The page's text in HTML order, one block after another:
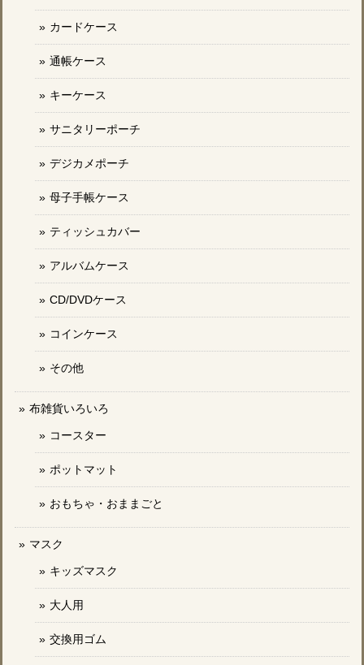
カードケース
通帳ケース
キーケース
サニタリーポーチ
デジカメポーチ
母子手帳ケース
ティッシュカバー
アルバムケース
CD/DVDケース
コインケース
その他
布雑貨いろいろ
コースター
ポットマット
おもちゃ・おままごと
マスク
キッズマスク
大人用
交換用ゴム